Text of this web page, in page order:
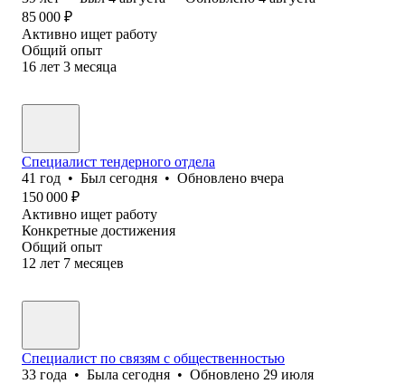
85 000 ₽
Активно ищет работу
Общий опыт
16 лет 3 месяца
Специалист тендерного отдела
41 год • Был сегодня • Обновлено вчера
150 000 ₽
Активно ищет работу
Конкретные достижения
Общий опыт
12 лет 7 месяцев
Специалист по связям с общественностью
33 года • Была сегодня • Обновлено 29 июля